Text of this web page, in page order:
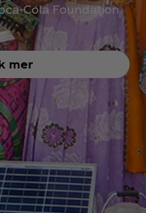
Foundation
mer